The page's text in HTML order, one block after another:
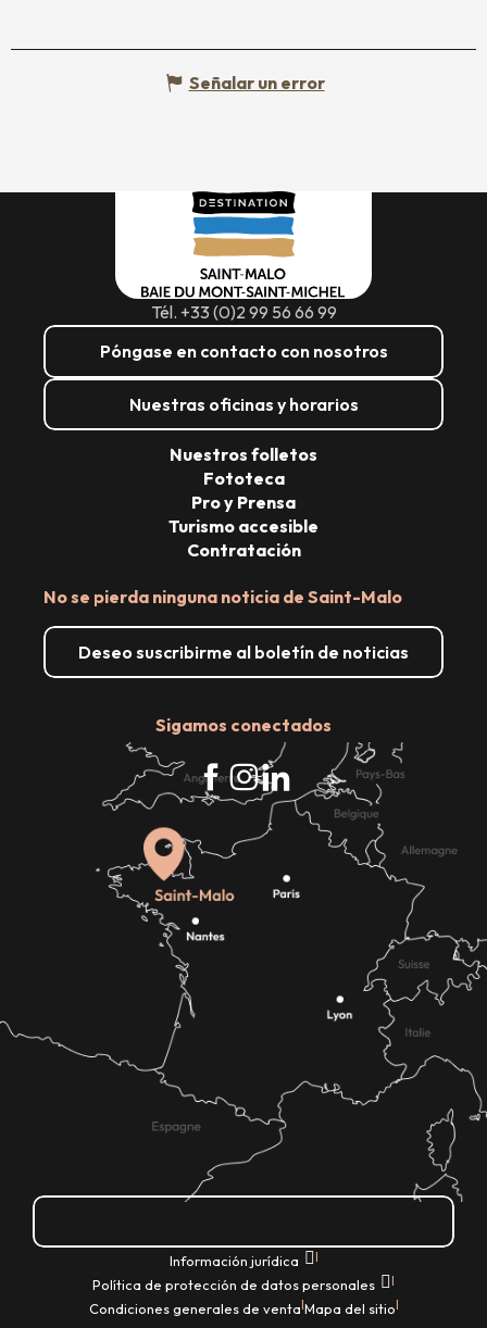
Señalar un error
Tél. +33 (0)2 99 56 66 99
Póngase en contacto con nosotros
Nuestras oficinas y horarios
No se pierda ninguna noticia de Saint-Malo
Deseo suscribirme al boletín de noticias
Sigamos conectados
Nuestros folletos
Fototeca
Pro y Prensa
Turismo accesible
Contratación
Información jurídica |
Política de protección de datos personales |
Condiciones generales de venta|Mapa del sitio|